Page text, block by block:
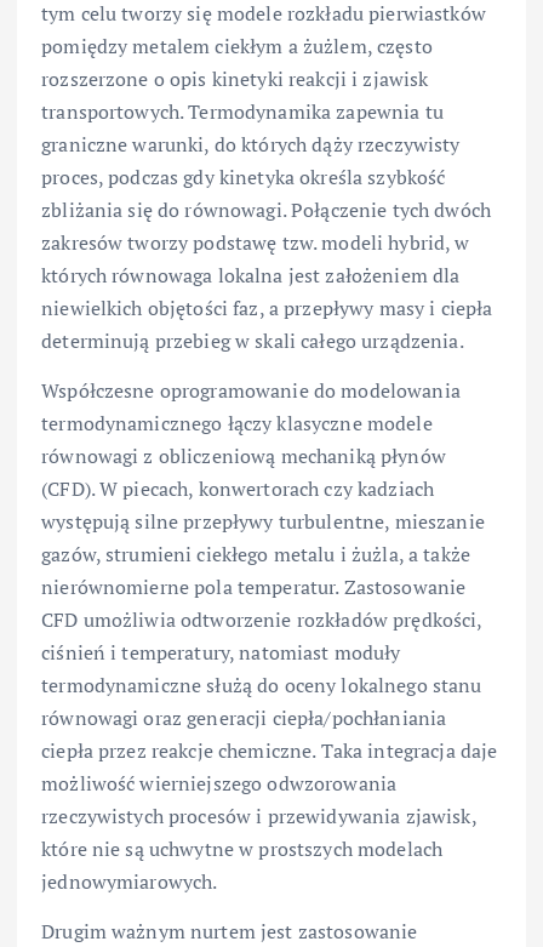
tym celu tworzy się modele rozkładu pierwiastków
pomiędzy metalem ciekłym a żużlem, często
rozszerzone o opis kinetyki reakcji i zjawisk
transportowych. Termodynamika zapewnia tu
graniczne warunki, do których dąży rzeczywisty
proces, podczas gdy kinetyka określa szybkość
zbliżania się do równowagi. Połączenie tych dwóch
zakresów tworzy podstawę tzw. modeli hybrid, w
których równowaga lokalna jest założeniem dla
niewielkich objętości faz, a przepływy masy i ciepła
determinują przebieg w skali całego urządzenia.
Współczesne oprogramowanie do modelowania
termodynamicznego łączy klasyczne modele
równowagi z obliczeniową mechaniką płynów
(CFD). W piecach, konwertorach czy kadziach
występują silne przepływy turbulentne, mieszanie
gazów, strumieni ciekłego metalu i żużla, a także
nierównomierne pola temperatur. Zastosowanie
CFD umożliwia odtworzenie rozkładów prędkości,
ciśnień i temperatury, natomiast moduły
termodynamiczne służą do oceny lokalnego stanu
równowagi oraz generacji ciepła/pochłaniania
ciepła przez reakcje chemiczne. Taka integracja daje
możliwość wierniejszego odwzorowania
rzeczywistych procesów i przewidywania zjawisk,
które nie są uchwytne w prostszych modelach
jednowymiarowych.
Drugim ważnym nurtem jest zastosowanie